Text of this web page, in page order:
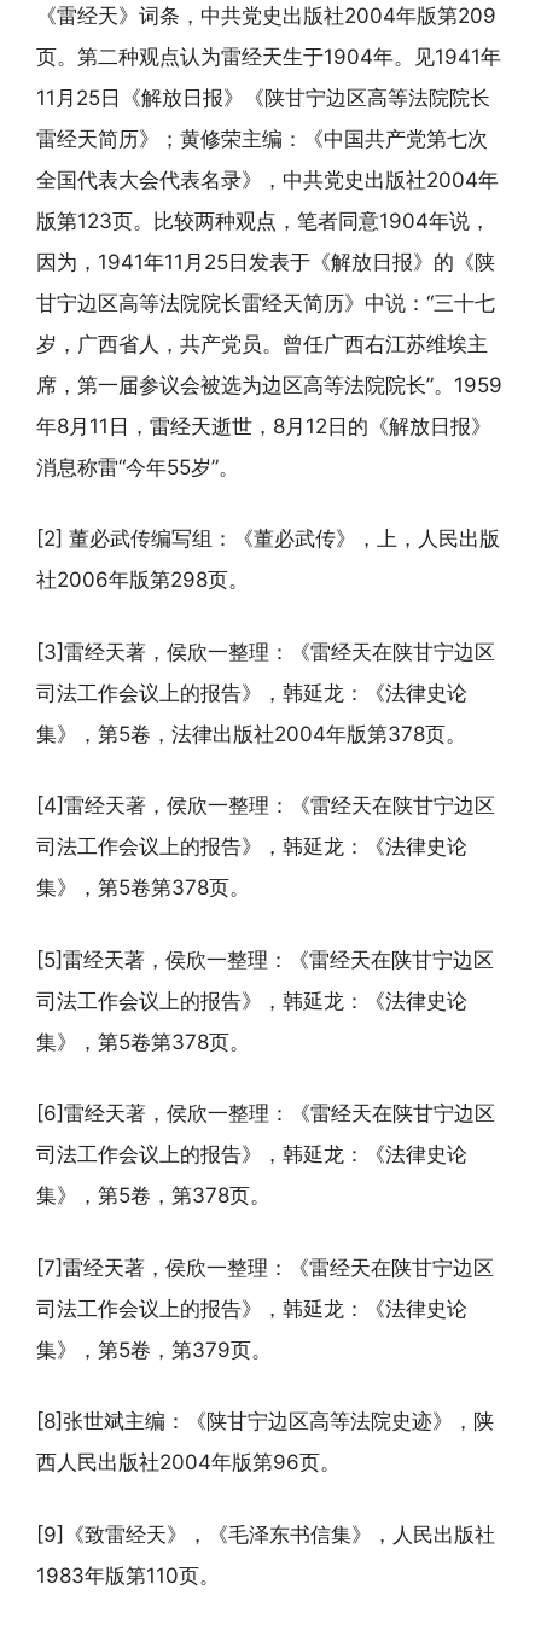
《雷经天》词条，中共党史出版社2004年版第209
页。第二种观点认为雷经天生于1904年。见1941年
11月25日《解放日报》《陕甘宁边区高等法院院长
雷经天简历》；黄修荣主编：《中国共产党第七次
全国代表大会代表名录》，中共党史出版社2004年
版第123页。比较两种观点，笔者同意1904年说，
因为，1941年11月25日发表于《解放日报》的《陕
甘宁边区高等法院院长雷经天简历》中说：“三十七
岁，广西省人，共产党员。曾任广西右江苏维埃主
席，第一届参议会被选为边区高等法院院长”。1959
年8月11日，雷经天逝世，8月12日的《解放日报》
消息称雷“今年55岁”。
[2] 董必武传编写组：《董必武传》，上，人民出版
社2006年版第298页。
[3]雷经天著，侯欣一整理：《雷经天在陕甘宁边区
司法工作会议上的报告》，韩延龙：《法律史论
集》，第5卷，法律出版社2004年版第378页。
[4]雷经天著，侯欣一整理：《雷经天在陕甘宁边区
司法工作会议上的报告》，韩延龙：《法律史论
集》，第5卷第378页。
[5]雷经天著，侯欣一整理：《雷经天在陕甘宁边区
司法工作会议上的报告》，韩延龙：《法律史论
集》，第5卷第378页。
[6]雷经天著，侯欣一整理：《雷经天在陕甘宁边区
司法工作会议上的报告》，韩延龙：《法律史论
集》，第5卷，第378页。
[7]雷经天著，侯欣一整理：《雷经天在陕甘宁边区
司法工作会议上的报告》，韩延龙：《法律史论
集》，第5卷，第379页。
[8]张世斌主编：《陕甘宁边区高等法院史迹》，陕
西人民出版社2004年版第96页。
[9]《致雷经天》，《毛泽东书信集》，人民出版社
1983年版第110页。